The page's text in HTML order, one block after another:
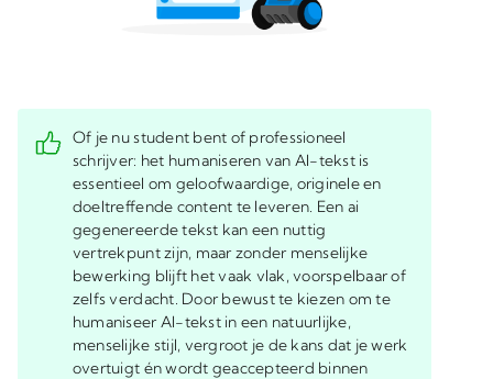
Of je nu student bent of professioneel
schrijver: het humaniseren van AI-tekst is
essentieel om geloofwaardige, originele en
doeltreffende content te leveren. Een ai
gegenereerde tekst kan een nuttig
vertrekpunt zijn, maar zonder menselijke
bewerking blijft het vaak vlak, voorspelbaar of
zelfs verdacht. Door bewust te kiezen om te
humaniseer AI-tekst in een natuurlijke,
menselijke stijl, vergroot je de kans dat je werk
overtuigt én wordt geaccepteerd binnen